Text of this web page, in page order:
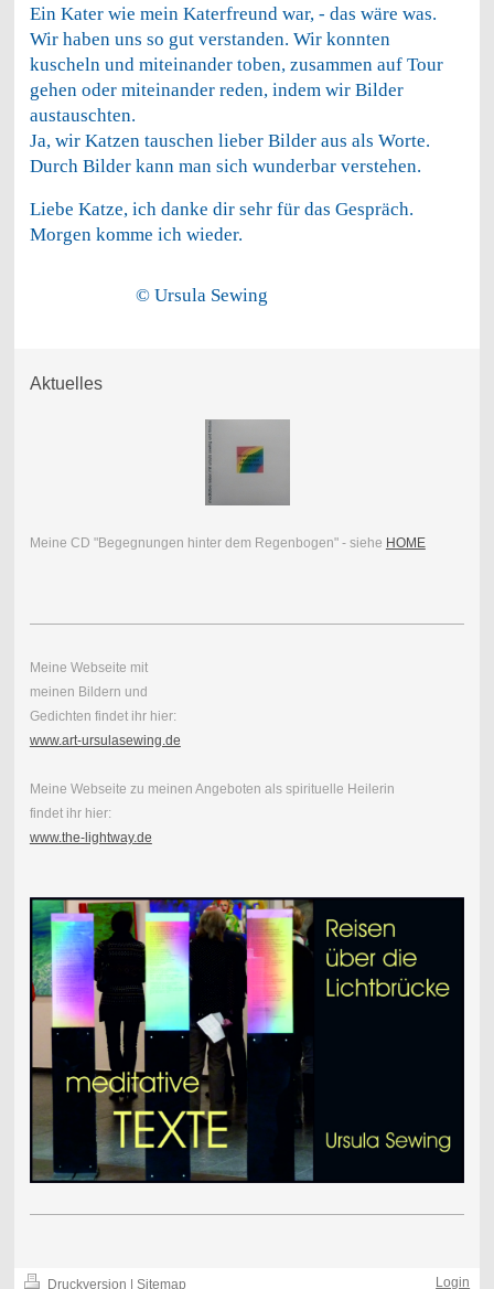
Ein Kater wie mein Katerfreund war, - das wäre was.
Wir haben uns so gut verstanden. Wir konnten
kuscheln und miteinander toben, zusammen auf Tour
gehen oder miteinander reden, indem wir Bilder
austauschten.
Ja, wir Katzen tauschen lieber Bilder aus als Worte.
Durch Bilder kann man sich wunderbar verstehen.
Liebe Katze, ich danke dir sehr für das Gespräch.
Morgen komme ich wieder.
© Ursula Sewing
Aktuelles
Meine CD "Begegnungen hinter dem Regenbogen" - siehe HOME
Meine Webseite mit
meinen Bildern und
Gedichten findet ihr hier:
www.art-ursulasewing.de
Meine Webseite zu meinen Angeboten als spirituelle Heilerin
findet ihr hier:
www.the-lightway.de
Druckversion | Sitemap Login